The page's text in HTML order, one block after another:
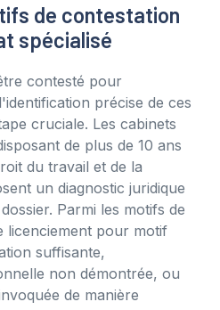
de contestation
spécialisé
contesté pour
précise de ces
cruciale. Les cabinets
de plus de 10 ans
du travail et de la
un diagnostic juridique
Parmi les motifs de
licenciement pour motif
suffisante,
non démontrée, ou
de manière